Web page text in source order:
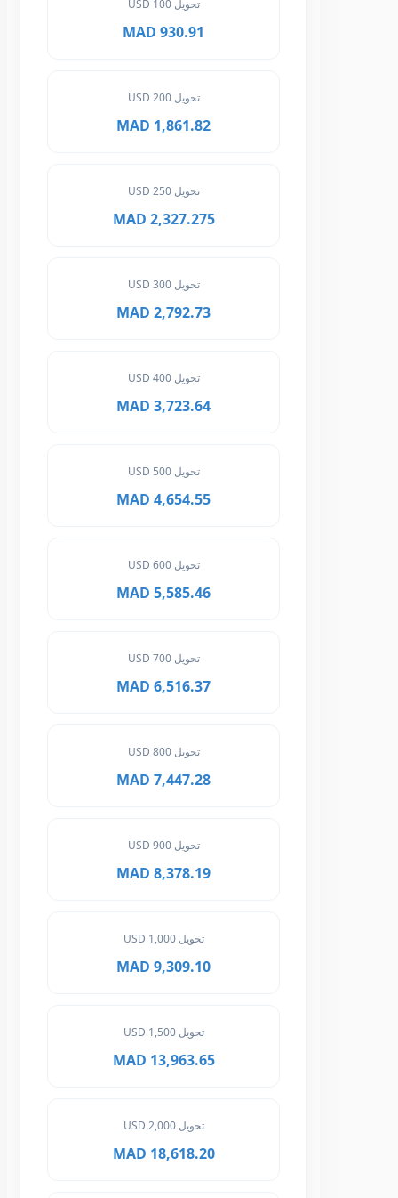
تحويل 100 USD
930.91 MAD
تحويل 200 USD
1,861.82 MAD
تحويل 250 USD
2,327.275 MAD
تحويل 300 USD
2,792.73 MAD
تحويل 400 USD
3,723.64 MAD
تحويل 500 USD
4,654.55 MAD
تحويل 600 USD
5,585.46 MAD
تحويل 700 USD
6,516.37 MAD
تحويل 800 USD
7,447.28 MAD
تحويل 900 USD
8,378.19 MAD
تحويل 1,000 USD
9,309.10 MAD
تحويل 1,500 USD
13,963.65 MAD
تحويل 2,000 USD
18,618.20 MAD